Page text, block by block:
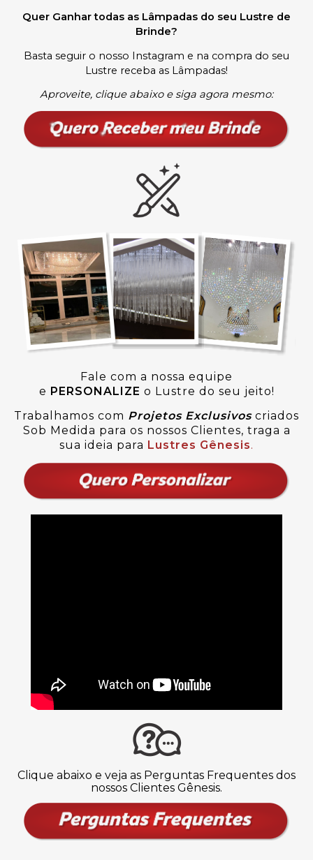
Quer Ganhar todas as Lâmpadas do seu Lustre de
Brinde?
Basta seguir o nosso Instagram e na compra do seu
Lustre receba as Lâmpadas!
Aproveite, clique abaixo e siga agora mesmo:
Fale com a nossa equipe
e PERSONALIZE o Lustre do seu jeito!
Trabalhamos com Projetos Exclusivoscriados
Sob Medida para os nossos Clientes, traga a
sua ideia para Lustres Gênesis.
Clique abaixo e veja as Perguntas Frequentes dos
nossos Clientes Gênesis.